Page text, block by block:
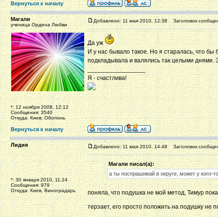
Вернуться к началу
Магали
ученица Ордена Любви
*: 12 ноября 2008, 12:12
Сообщения: 3540
Откуда: Киев, Оболонь
Добавлено: 11 мая 2010, 12:38 Заголовок
Да уж
И у нас бывало такое. Но я старалась, что
подкладывала и валялись так целыми днями.
_________________
Я - счастлива!
Вернуться к началу
Лидия
*: 30 января 2010, 11:24
Сообщения: 979
Откуда: Киев, Виноградарь
Добавлено: 11 мая 2010, 14:48 Заголовок
Магали писал(а):
а ты поспрашивай в округе, может у кого-
поняла, что подушка не мой метод, Тимур
терзает, его просто положить на подушку не